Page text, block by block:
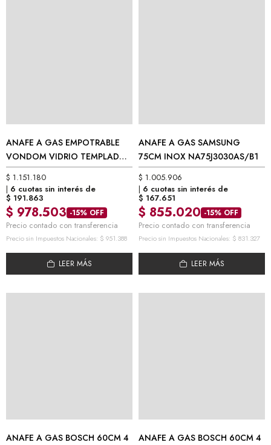
ANAFE A GAS EMPOTRABLE
VONDOM VIDRIO TEMPLADO
NEGRO / 76 CM VAG76N5/HE
$ 1.151.180
Precio sin Impuestos Nacionales: $ 951.388
6 cuotas sin interés de
$ 191.863
$ 978.503 -15% OFF
Precio contado con transferencia
LEER MÁS
ANAFE A GAS SAMSUNG
75CM INOX NA75J3030AS/B1
$ 1.005.906
Precio sin Impuestos Nacionales: $ 831.327
6 cuotas sin interés de
$ 167.651
$ 855.020 -15% OFF
Precio contado con transferencia
LEER MÁS
ANAFE A GAS BOSCH 60CM 4
ANAFE A GAS BOSCH 60CM 4